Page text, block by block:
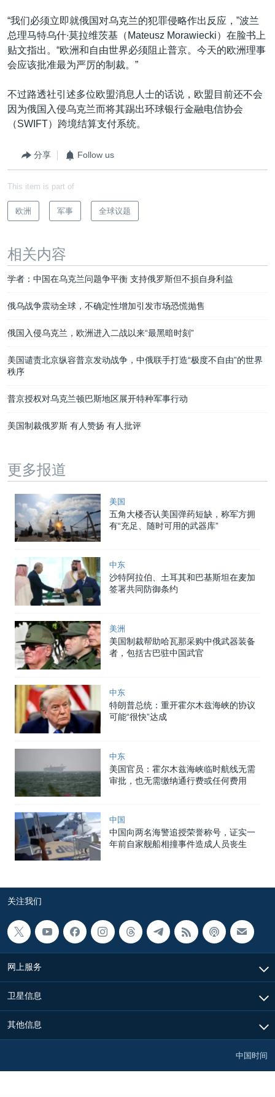
“我们必须立即就俄国对乌克兰的犯罪侵略作出反应，”波兰
总理马特乌什∙莫拉维茨基（Mateusz Morawiecki）在脸书上
贴文指出。“欧洲和自由世界必须阻止普京。今天的欧洲理事
会应该批准最为严厉的制裁。”
不过路透社引述多位欧盟消息人士的话说，欧盟目前还不会
因为俄国入侵乌克兰而将其踢出环球银行金融电信协会
（SWIFT）跨境结算支付系统。
分享 Follow us
This item is part of
欧洲 军事 全球议题
相关内容
学者：中国在乌克兰问题争平衡 支持俄罗斯但不损自身利益
俄乌战争震动全球，不确定性增加引发市场恐慌抛售
俄国入侵乌克兰，欧洲进入二战以来“最黑暗时刻”
美国谴责北京纵容普京发动战争，中俄联手打造“极度不自由”的世界
秩序
普京授权对乌克兰顿巴斯地区展开特种军事行动
美国制裁俄罗斯 有人赞扬 有人批评
更多报道
美国
五角大楼否认美国弹药短缺，称军方拥
有“充足、随时可用的武器库”
中东
沙特阿拉伯、土耳其和巴基斯坦在麦加
签署共同防御条约
美洲
美国制裁帮助哈瓦那采购中俄武器装备
者，包括古巴驻中国武官
中东
特朗普总统：重开霍尔木兹海峡的协议
可能“很快”达成
中东
美国官员：霍尔木兹海峡临时航线无需
审批，也无需缴纳通行费或任何费用
中国
中国向两名海警追授荣誉称号，证实一
年前自家舰船相撞事件造成人员丧生
关注我们
网上服务
卫星信息
其他信息
中国时间